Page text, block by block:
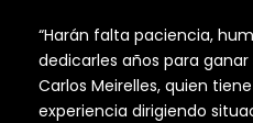
“Harán falta paciencia,
dedicarles años para
Carlos Meirelles, quien
experiencia dirigiendo